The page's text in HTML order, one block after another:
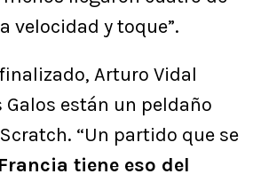
velocidad y toque”.
Arturo Vidal
Galos están un peldaño
“Un partido que se
Francia tiene eso del